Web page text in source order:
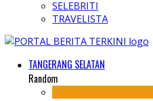
SELEBRITI
TRAVELISTA
TANGERANG SELATAN
Random